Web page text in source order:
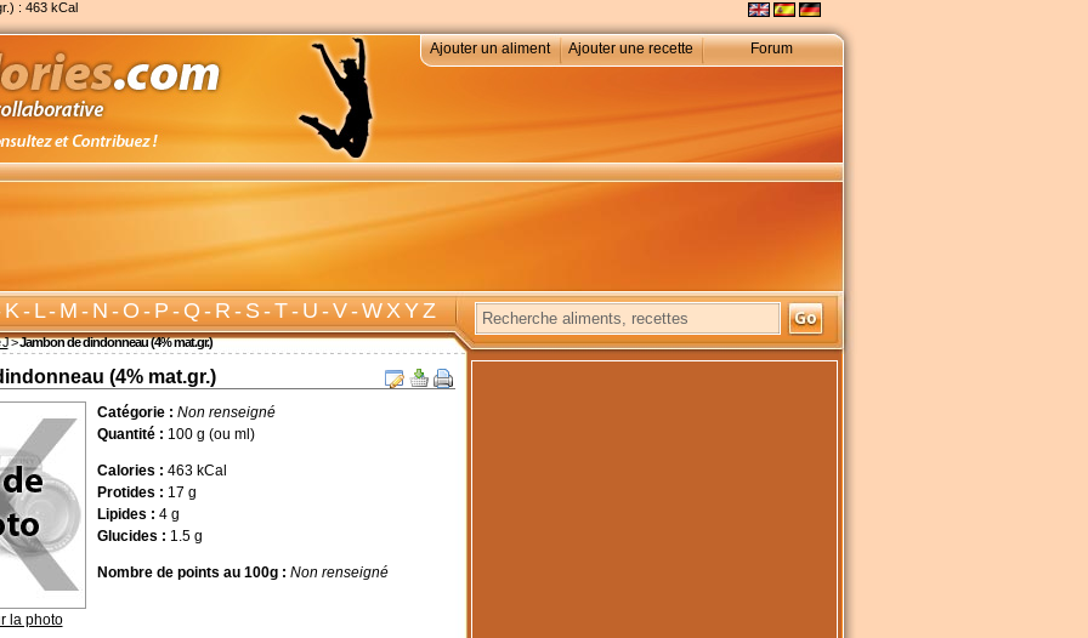
: 463 kCal
Ajouter un aliment Ajouter une recette Forum
K-L-M-N-O-P-Q-R-S-T-U-V-W X Y Z
J>Jambon de dindonneau (4% mat.gr.)
(4% mat.gr.)
la photo
Catégorie : Non renseigné
Quantité : 100 g (ou ml)
Calories : 463 kCal
Protides : 17 g
Lipides : 4 g
Glucides : 1.5 g
Nombre de points au 100g : Non renseigné